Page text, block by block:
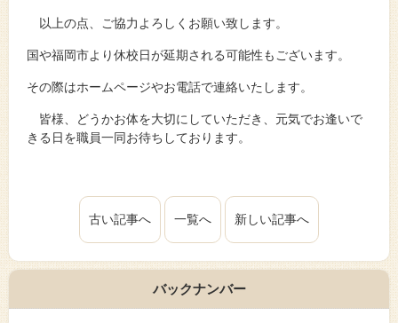
以上の点、ご協力よろしくお願い致します。
国や福岡市より休校日が延期される可能性もございます。
その際はホームページやお電話で連絡いたします。
皆様、どうかお体を大切にしていただき、元気でお逢いで
きる日を職員一同お待ちしております。
古い記事へ 一覧へ 新しい記事へ
バックナンバー